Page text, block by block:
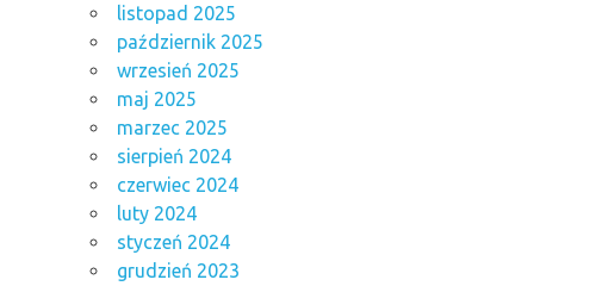
listopad 2025
październik 2025
wrzesień 2025
maj 2025
marzec 2025
sierpień 2024
czerwiec 2024
luty 2024
styczeń 2024
grudzień 2023